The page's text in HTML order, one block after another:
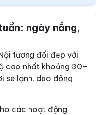
ngày nắng,
tương đối đẹp với
cao nhất khoảng 30–
se lạnh, dao động
các hoạt động